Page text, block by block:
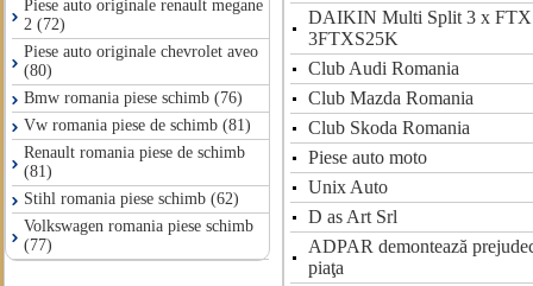
Piese auto originale renault megane
2 (72)
Piese auto originale chevrolet aveo
(80)
Bmw romania piese schimb (76)
Vw romania piese de schimb (81)
Renault romania piese de schimb
(81)
Stihl romania piese schimb (62)
Volkswagen romania piese schimb
(77)
DAIKIN Multi Split 3 x
3FTXS25K
Club Audi Romania
Club Mazda Romania
Club Skoda Romania
Piese auto moto
Unix Auto
D as Art Srl
ADPAR demontează
piaţa